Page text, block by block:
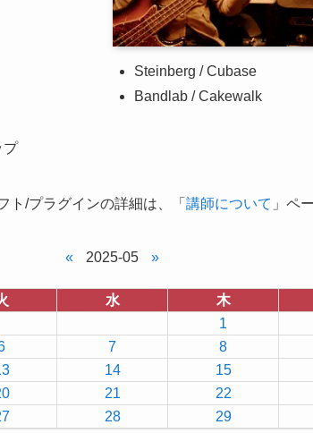
プ
Steinberg / Cubase
Bandlab / Cakewalk
ト/プラグインの詳細は、「 講師について 」ペ
« 2025-05 »
水 木
1
7 8
14 15
21 22
28 29